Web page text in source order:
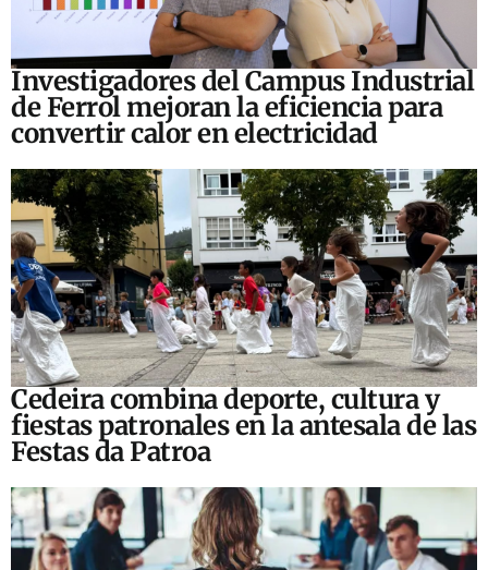
Investigadores del Campus Industrial
de Ferrol mejoran la eficiencia para
convertir calor en electricidad
Cedeira combina deporte, cultura y
fiestas patronales en la antesala de las
Festas da Patroa